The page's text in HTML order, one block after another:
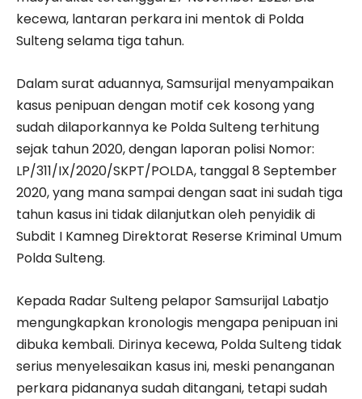
kecewa, lantaran perkara ini mentok di Polda
Sulteng selama tiga tahun.
Dalam surat aduannya, Samsurijal menyampaikan
kasus penipuan dengan motif cek kosong yang
sudah dilaporkannya ke Polda Sulteng terhitung
sejak tahun 2020, dengan laporan polisi Nomor:
LP/311/IX/2020/SKPT/POLDA, tanggal 8 September
2020, yang mana sampai dengan saat ini sudah tiga
tahun kasus ini tidak dilanjutkan oleh penyidik di
Subdit I Kamneg Direktorat Reserse Kriminal Umum
Polda Sulteng.
Kepada Radar Sulteng pelapor Samsurijal Labatjo
mengungkapkan kronologis mengapa penipuan ini
dibuka kembali. Dirinya kecewa, Polda Sulteng tidak
serius menyelesaikan kasus ini, meski penanganan
perkara pidananya sudah ditangani, tetapi sudah